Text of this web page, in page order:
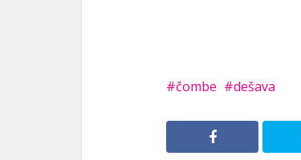
čombe dešava